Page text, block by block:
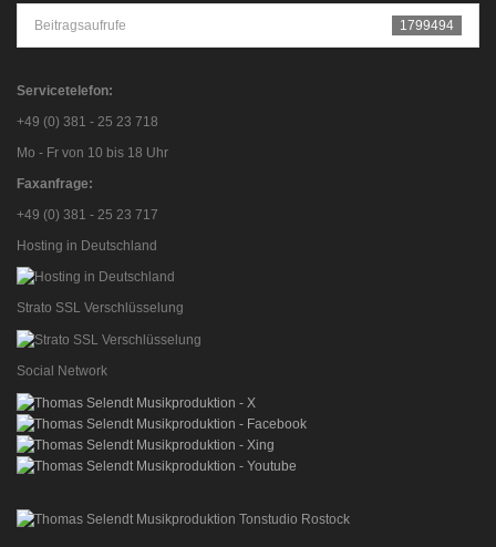
Beitragsaufrufe 1799494
Servicetelefon:
+49 (0) 381 - 25 23 718
Mo - Fr von 10 bis 18 Uhr
Faxanfrage:
+49 (0) 381 - 25 23 717
Hosting in Deutschland
Strato SSL Verschlüsselung
Social Network